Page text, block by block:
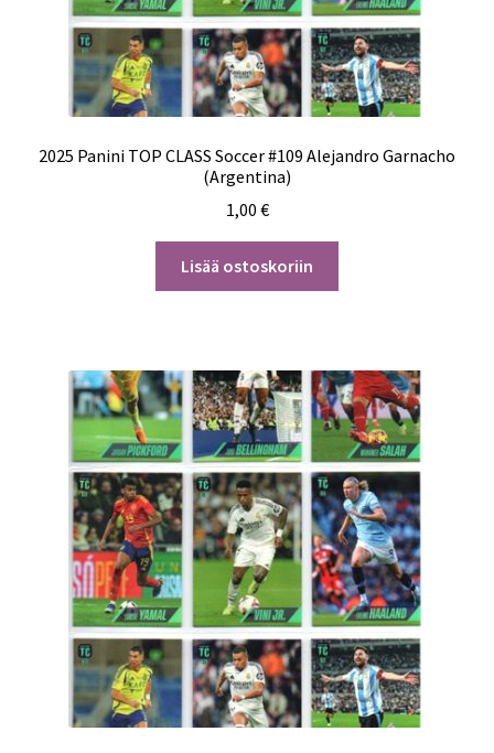
2025 Panini TOP CLASS Soccer #109 Alejandro Garnacho
(Argentina)
1,00 €
Lisää ostoskoriin